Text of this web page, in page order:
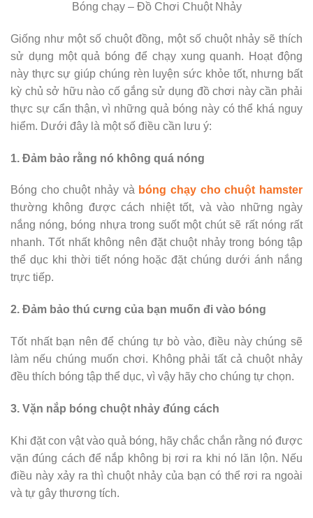
Bóng chạy – Đồ Chơi Chuột Nhảy
Giống như một số chuột đồng, một số chuột nhảy sẽ thích
sử dụng một quả bóng để chạy xung quanh. Hoạt động
này thực sự giúp chúng rèn luyện sức khỏe tốt, nhưng bất
kỳ chủ sở hữu nào cố gắng sử dụng đồ chơi này cần phải
thực sự cẩn thận, vì những quả bóng này có thể khá nguy
hiểm. Dưới đây là một số điều cần lưu ý:
1. Đảm bảo rằng nó không quá nóng
Bóng cho chuột nhảy và bóng chạy cho chuột hamster
thường không được cách nhiệt tốt, và vào những ngày
nắng nóng, bóng nhựa trong suốt một chút sẽ rất nóng rất
nhanh. Tốt nhất không nên đặt chuột nhảy trong bóng tập
thể dục khi thời tiết nóng hoặc đặt chúng dưới ánh nắng
trực tiếp.
2. Đảm bảo thú cưng của bạn muốn đi vào bóng
Tốt nhất bạn nên để chúng tự bò vào, điều này chúng sẽ
làm nếu chúng muốn chơi. Không phải tất cả chuột nhảy
đều thích bóng tập thể dục, vì vậy hãy cho chúng tự chọn.
3. Vặn nắp bóng chuột nhảy đúng cách
Khi đặt con vật vào quả bóng, hãy chắc chắn rằng nó được
vặn đúng cách để nắp không bị rơi ra khi nó lăn lộn. Nếu
điều này xảy ra thì chuột nhảy của bạn có thể rơi ra ngoài
và tự gây thương tích.